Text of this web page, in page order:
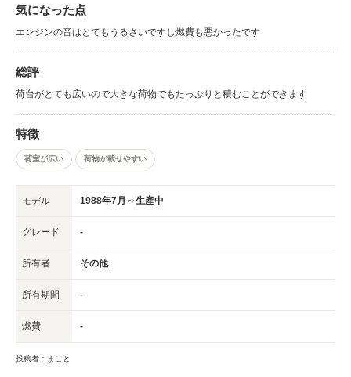
気になった点
エンジンの音はとてもうるさいですし燃費も悪かったです
総評
荷台がとても広いので大きな荷物でもたっぷりと積むことができます
特徴
荷室が広い 荷物が載せやすい
モデル 1988年7月～生産中
グレード -
所有者 その他
所有期間 -
燃費 -
投稿者：まこと